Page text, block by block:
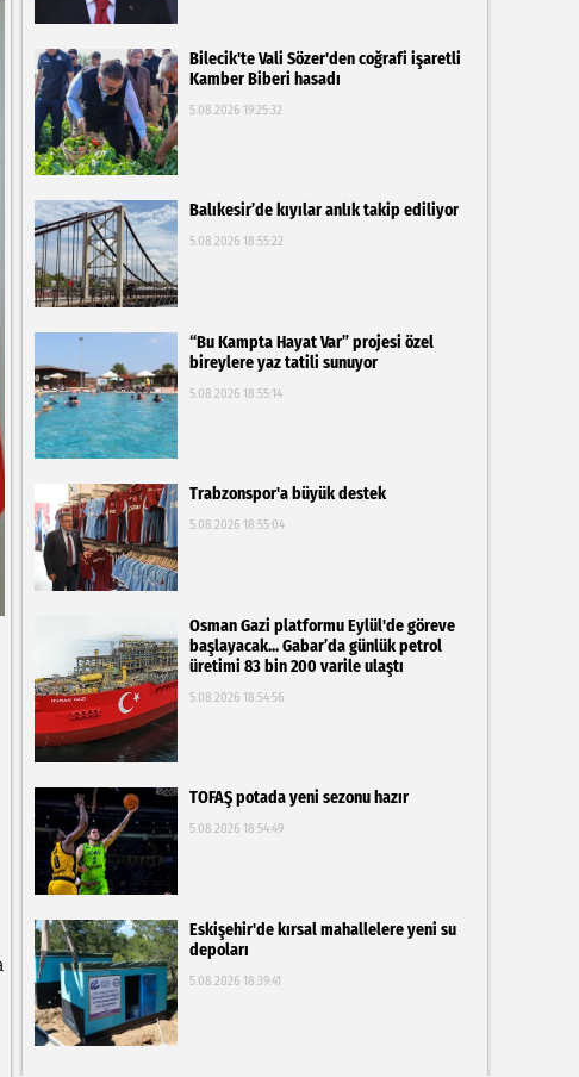
Bilecik'te Vali Sözer'den coğrafi işaretli
Kamber Biberi hasadı
5.08.2026 19:25:32
Balıkesir’de kıyılar anlık takip ediliyor
5.08.2026 18:55:22
“Bu Kampta Hayat Var” projesi özel
bireylere yaz tatili sunuyor
5.08.2026 18:55:14
Trabzonspor'a büyük destek
5.08.2026 18:55:04
Osman Gazi platformu Eylül'de göreve
başlayacak... Gabar’da günlük petrol
üretimi 83 bin 200 varile ulaştı
5.08.2026 18:54:56
TOFAŞ potada yeni sezonu hazır
5.08.2026 18:54:49
Eskişehir'de kırsal mahallelere yeni su
depoları
5.08.2026 18:39:41